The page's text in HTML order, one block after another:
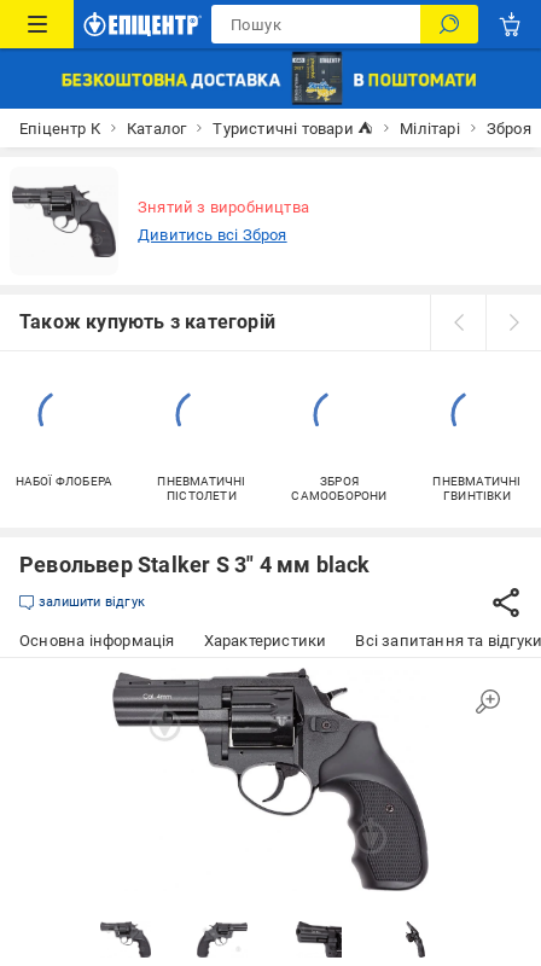
Епіцентр К Каталог Туристичні товари ⛺ Мілітарі Зброя
Знятий з виробництва
Дивитись всі Зброя
Також купують з категорій
НАБОЇ ФЛОБЕРА
ПНЕВМАТИЧНІ
ПІСТОЛЕТИ
ЗБРОЯ
САМООБОРОНИ
ПНЕВМАТИЧНІ
ГВИНТІВКИ
Револьвер Stalker S 3" 4 мм black
залишити відгук
Основна інформація Характеристики Всі запитання та